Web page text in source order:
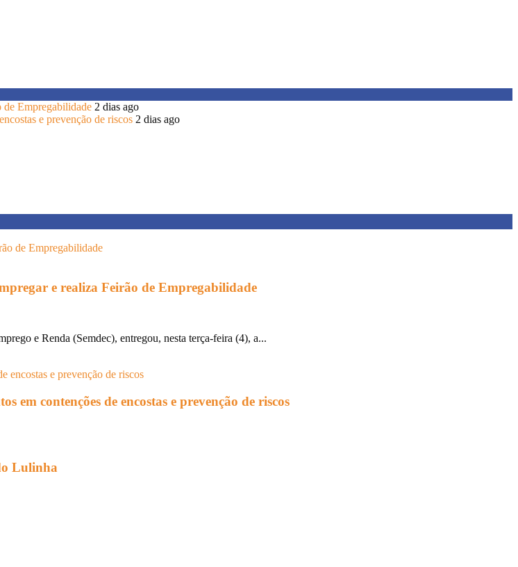
de Empregabilidade 2 dias ago
e prevenção de riscos 2 dias ago
e realiza Feirão de Empregabilidade
e Renda (Semdec), entregou, nesta terça-feira (4), a...
em contenções de encostas e prevenção de riscos
Lulinha